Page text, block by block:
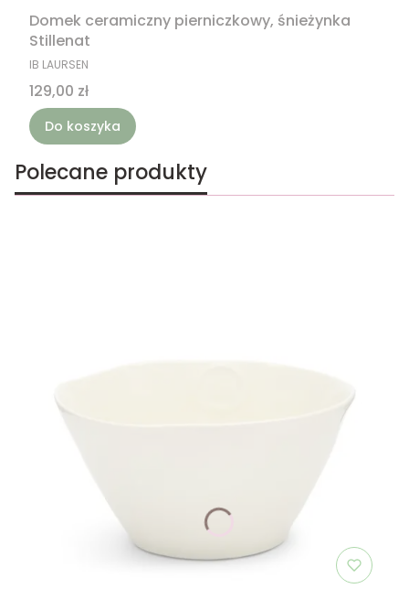
Domek ceramiczny pierniczkowy, śnieżynka
Stillenat
PRODUCENT
IB LAURSEN
Cena
129,00 zł
Do koszyka
Polecane produkty